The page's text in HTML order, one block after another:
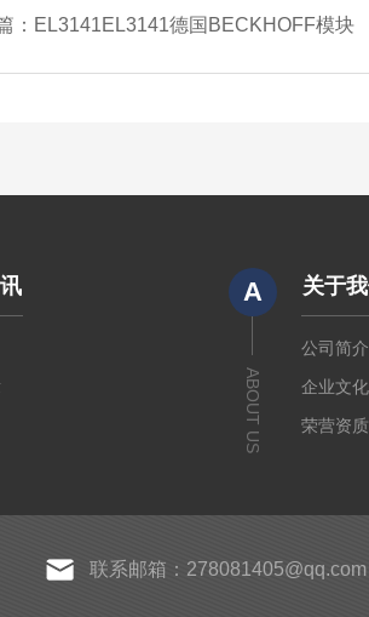
： EL3141EL3141德国BECKHOFF模块
A
ABOUT US
关于
公司简介
企业文化
荣营资质
联系邮箱：278081405@qq.com